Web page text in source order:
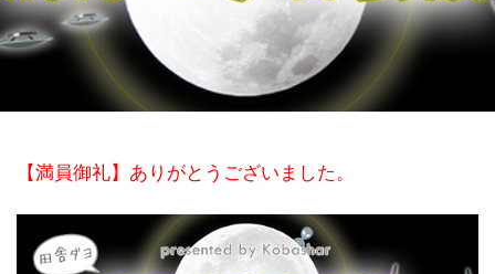
【満員御礼】ありがとうございました。
鎮魂
検索